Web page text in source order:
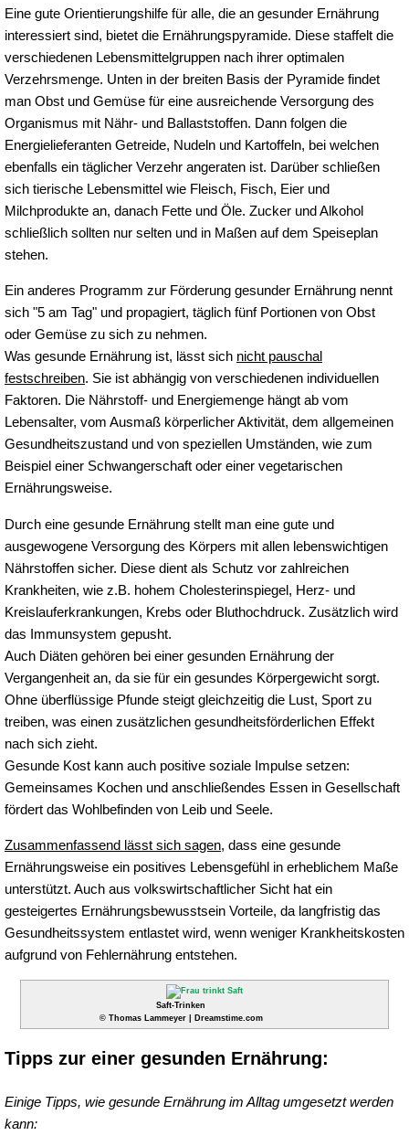
Eine gute Orientierungshilfe für alle, die an gesunder Ernährung
interessiert sind, bietet die Ernährungspyramide. Diese staffelt die
verschiedenen Lebensmittelgruppen nach ihrer optimalen
Verzehrsmenge. Unten in der breiten Basis der Pyramide findet
man Obst und Gemüse für eine ausreichende Versorgung des
Organismus mit Nähr- und Ballaststoffen. Dann folgen die
Energielieferanten Getreide, Nudeln und Kartoffeln, bei welchen
ebenfalls ein täglicher Verzehr angeraten ist. Darüber schließen
sich tierische Lebensmittel wie Fleisch, Fisch, Eier und
Milchprodukte an, danach Fette und Öle. Zucker und Alkohol
schließlich sollten nur selten und in Maßen auf dem Speiseplan
stehen.
Ein anderes Programm zur Förderung gesunder Ernährung nennt
sich "5 am Tag" und propagiert, täglich fünf Portionen von Obst
oder Gemüse zu sich zu nehmen.
Was gesunde Ernährung ist, lässt sich nicht pauschal
festschreiben. Sie ist abhängig von verschiedenen individuellen
Faktoren. Die Nährstoff- und Energiemenge hängt ab vom
Lebensalter, vom Ausmaß körperlicher Aktivität, dem allgemeinen
Gesundheitszustand und von speziellen Umständen, wie zum
Beispiel einer Schwangerschaft oder einer vegetarischen
Ernährungsweise.
Durch eine gesunde Ernährung stellt man eine gute und
ausgewogene Versorgung des Körpers mit allen lebenswichtigen
Nährstoffen sicher. Diese dient als Schutz vor zahlreichen
Krankheiten, wie z.B. hohem Cholesterinspiegel, Herz- und
Kreislauferkrankungen, Krebs oder Bluthochdruck. Zusätzlich wird
das Immunsystem gepusht.
Auch Diäten gehören bei einer gesunden Ernährung der
Vergangenheit an, da sie für ein gesundes Körpergewicht sorgt.
Ohne überflüssige Pfunde steigt gleichzeitig die Lust, Sport zu
treiben, was einen zusätzlichen gesundheitsförderlichen Effekt
nach sich zieht.
Gesunde Kost kann auch positive soziale Impulse setzen:
Gemeinsames Kochen und anschließendes Essen in Gesellschaft
fördert das Wohlbefinden von Leib und Seele.
Zusammenfassend lässt sich sagen, dass eine gesunde
Ernährungsweise ein positives Lebensgefühl in erheblichem Maße
unterstützt. Auch aus volkswirtschaftlicher Sicht hat ein
gesteigertes Ernährungsbewusstsein Vorteile, da langfristig das
Gesundheitssystem entlastet wird, wenn weniger Krankheitskosten
aufgrund von Fehlernährung entstehen.
Saft-Trinken
© Thomas Lammeyer | Dreamstime.com
Tipps zur einer gesunden Ernährung:
Einige Tipps, wie gesunde Ernährung im Alltag umgesetzt werden
kann: